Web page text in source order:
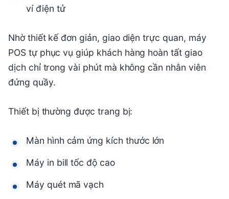
ví điện tử
Nhờ thiết kế đơn giản, giao diện trực quan, máy
POS tự phục vụ giúp khách hàng hoàn tất giao
dịch chỉ trong vài phút mà không cần nhân viên
đứng quầy.
Thiết bị thường được trang bị:
Màn hình cảm ứng kích thước lớn
Máy in bill tốc độ cao
Máy quét mã vạch